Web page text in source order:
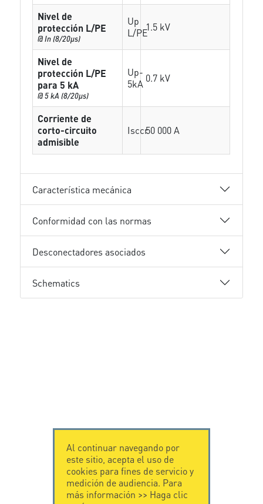
Nivel de
protección L/PE
@ In (8/20µs)
Up
L/PE1.5 kV
Nivel de
protección L/PE
para 5 kA
@ 5 kA (8/20µs)
Up-
5kA 0.7 kV
Corriente de
corto-circuito
admisible
Isccr50 000 A
Característica mecánica
Conformidad con las normas
Desconectadores asociados
Schematics
Al continuar navegando por
este sitio, acepta el uso de
cookies para fines de servicio y
medición de audiencia. Para
más información >> Haga clic